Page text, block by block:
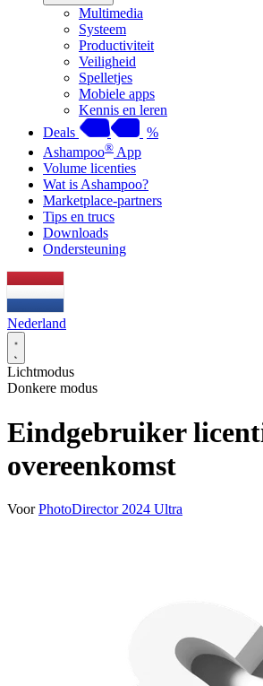
Multimedia
Systeem
Productiviteit
Veiligheid
Spelletjes
Mobiele apps
Kennis en leren
Deals
%
Ashampoo® App
Volume licenties
Wat is Ashampoo?
Marketplace-partners
Tips en trucs
Downloads
Ondersteuning
Nederland
Lichtmodus
Donkere modus
Eindgebruiker
overeenkomst
VoorPhotoDirector 2024 Ultra